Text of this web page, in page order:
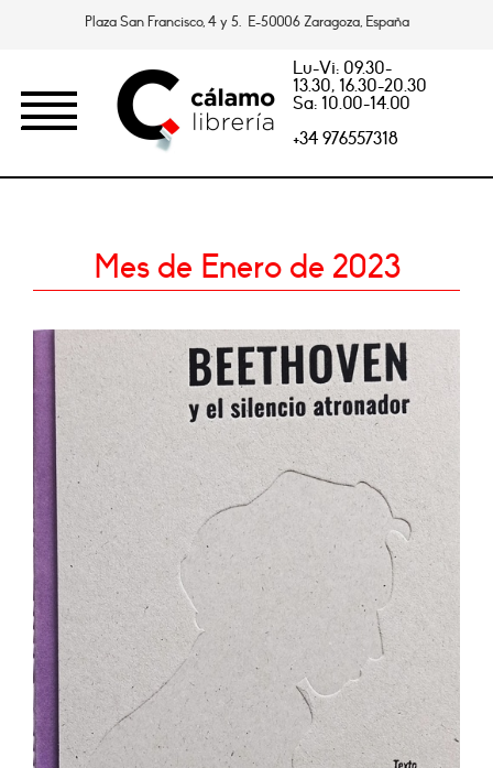
Plaza San Francisco, 4 y 5. E-50006 Zaragoza, España
Lu-Vi: 09.30-
13.30, 16.30-20.30
Sa: 10.00-14.00
+34 976557318
Mes de Enero de 2023